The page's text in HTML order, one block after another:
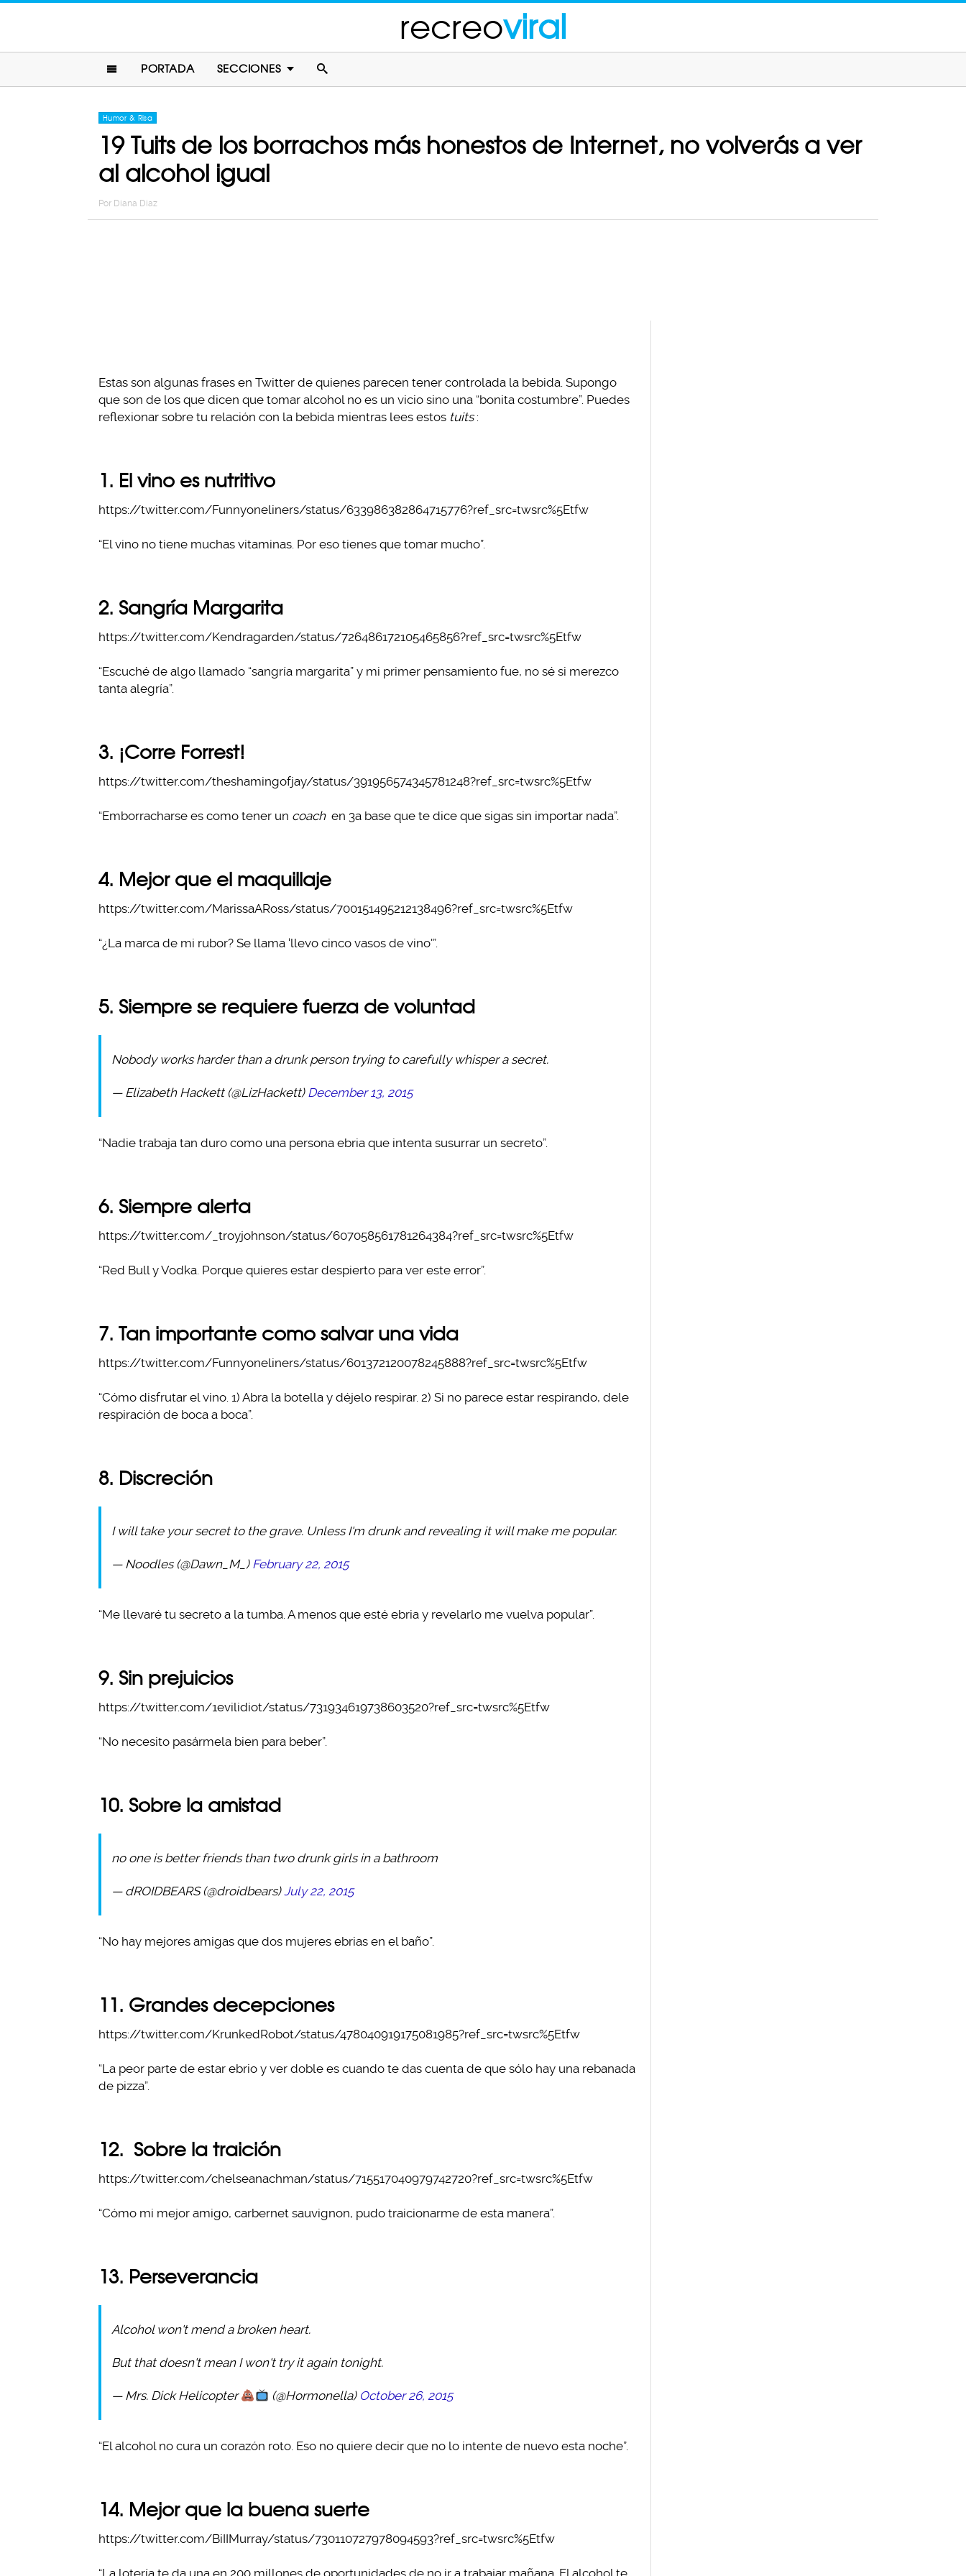
recreoviral
PORTADA SECCIONES
Humor & Risa
19 Tuits de los borrachos más honestos de Internet, no volverás a ver
al alcohol igual
Por Diana Diaz
Estas son algunas frases en Twitter de quienes parecen tener controlada la bebida. Supongo
que son de los que dicen que tomar alcohol no es un vicio sino una “bonita costumbre”. Puedes
reflexionar sobre tu relación con la bebida mientras lees estos tuits :
1. El vino es nutritivo
https://twitter.com/Funnyoneliners/status/633986382864715776?ref_src=twsrc%5Etfw
“El vino no tiene muchas vitaminas. Por eso tienes que tomar mucho”.
2. Sangría Margarita
https://twitter.com/Kendragarden/status/726486172105465856?ref_src=twsrc%5Etfw
“Escuché de algo llamado “sangría margarita” y mi primer pensamiento fue, no sé si merezco
tanta alegría”.
3. ¡Corre Forrest!
https://twitter.com/theshamingofjay/status/391956574345781248?ref_src=twsrc%5Etfw
“Emborracharse es como tener un coach en 3a base que te dice que sigas sin importar nada”.
4. Mejor que el maquillaje
https://twitter.com/MarissaARoss/status/700151495212138496?ref_src=twsrc%5Etfw
“¿La marca de mi rubor? Se llama ‘llevo cinco vasos de vino'”.
5. Siempre se requiere fuerza de voluntad
Nobody works harder than a drunk person trying to carefully whisper a secret.
— Elizabeth Hackett (@LizHackett) December 13, 2015
“Nadie trabaja tan duro como una persona ebria que intenta susurrar un secreto”.
6. Siempre alerta
https://twitter.com/_troyjohnson/status/607058561781264384?ref_src=twsrc%5Etfw
“Red Bull y Vodka. Porque quieres estar despierto para ver este error”.
7. Tan importante como salvar una vida
https://twitter.com/Funnyoneliners/status/601372120078245888?ref_src=twsrc%5Etfw
“Cómo disfrutar el vino. 1) Abra la botella y déjelo respirar. 2) Si no parece estar respirando, dele
respiración de boca a boca”.
8. Discreción
I will take your secret to the grave. Unless I'm drunk and revealing it will make me popular.
— Noodles (@Dawn_M_) February 22, 2015
“Me llevaré tu secreto a la tumba. A menos que esté ebria y revelarlo me vuelva popular”.
9. Sin prejuicios
https://twitter.com/1evilidiot/status/731934619738603520?ref_src=twsrc%5Etfw
“No necesito pasármela bien para beber”.
10. Sobre la amistad
no one is better friends than two drunk girls in a bathroom
— dROIDBEARS (@droidbears)July 22, 2015
“No hay mejores amigas que dos mujeres ebrias en el baño”.
11. Grandes decepciones
https://twitter.com/KrunkedRobot/status/478040919175081985?ref_src=twsrc%5Etfw
“La peor parte de estar ebrio y ver doble es cuando te das cuenta de que sólo hay una rebanada
de pizza”.
12. Sobre la traición
https://twitter.com/chelseanachman/status/715517040979742720?ref_src=twsrc%5Etfw
“Cómo mi mejor amigo, carbernet sauvignon, pudo traicionarme de esta manera”.
13. Perseverancia
Alcohol won't mend a broken heart.
But that doesn't mean I won't try it again tonight.
— Mrs. Dick Helicopter (@Hormonella) October 26, 2015
“El alcohol no cura un corazón roto. Eso no quiere decir que no lo intente de nuevo esta noche”.
14. Mejor que la buena suerte
https://twitter.com/BiIIMurray/status/730110727978094593?ref_src=twsrc%5Etfw
“La lotería te da una en 200 millones de oportunidades de no ir a trabajar mañana. El alcohol te